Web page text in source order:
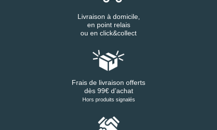
Livraison à domicile,
en point relais
ou en click&collect
Frais de livraison offerts
dès 99€ d’achat
Hors produits signalés